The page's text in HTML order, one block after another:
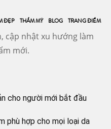
ĐẸP THẨM MỸ BLOG TRANG ĐIỂM
cập nhật xu hướng làm
mới.
cho người mới bắt đầu
phù hợp cho mọi loại da